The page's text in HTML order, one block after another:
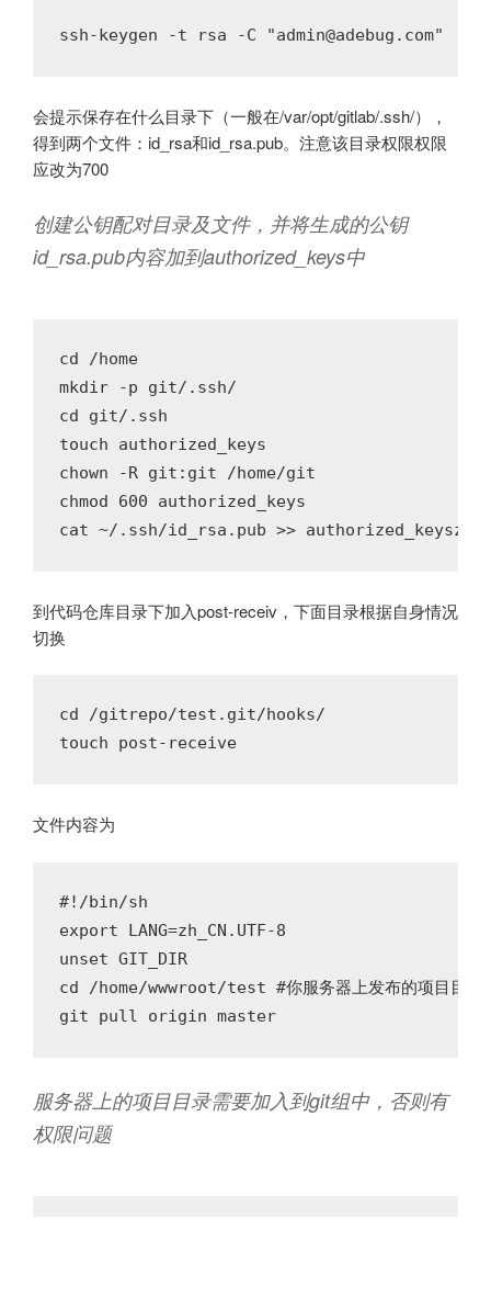
会提示保存在什么目录下（一般在/var/opt/gitlab/.ssh/），
得到两个文件：id_rsa和id_rsa.pub。注意该目录权限权限
应改为700
创建公钥配对目录及文件，并将生成的公钥
id_rsa.pub内容加到authorized_keys中
cd /home
mkdir -p git/.ssh/
cd git/.ssh
touch authorized_keys
chown -R git:git /home/git
chmod 600 authorized_keys
cat ~/.ssh/id_rsa.pub >> authorized_keysz
到代码仓库目录下加入post-receiv，下面目录根据自身情况
切换
cd /gitrepo/test.git/hooks/
文件内容为
#!/bin/sh
export LANG=zh_CN.UTF-8
unset GIT_DIR
cd /home/wwwroot/test #你服务器上发布的项目目录
服务器上的项目目录需要加入到git组中，否则有
权限问题